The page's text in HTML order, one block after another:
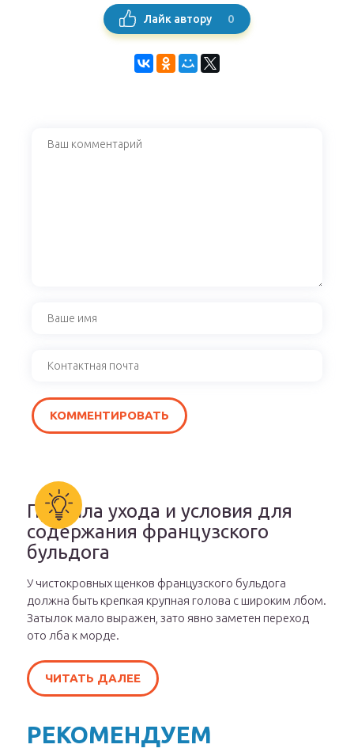
Лайк автору 0
Правила ухода и условия для
содержания французского
бульдога
У чистокровных щенков французского бульдога
должна быть крепкая крупная голова с широким лбом.
Затылок мало выражен, зато явно заметен переход
ото лба к морде.
ЧИТАТЬ ДАЛЕЕ
РЕКОМЕНДУЕМ